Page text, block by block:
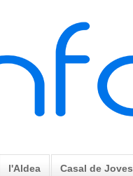
l'Aldea Casal de Joves